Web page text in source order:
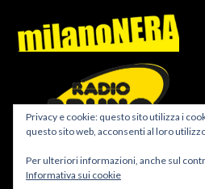
Privacy e cookie: questo sito utilizza i
questo sito web, acconsenti al loro
Per ulteriori informazioni, anche sul
Informativa sui cookie